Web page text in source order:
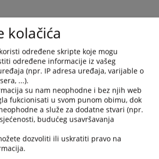
Press
the
question
mark
key
to
get
the
keyboard
shortcuts
changing
dates.
kolačića
određene skripte koje mogu
određene informacije iz vašeg
(npr. IP adresa uređaja, varijable o
...).
su nam neophodne i bez njih web
fukcionisati u svom punom obimu, dok
a služe za dodatne stvari (npr.
budućeg usavršavanja
dozvoliti ili uskratiti pravo na